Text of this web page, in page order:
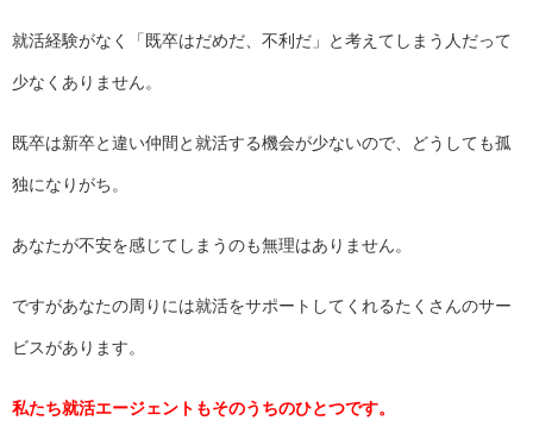
就活経験がなく「既卒はだめだ、不利だ」と考えてしまう人だって
少なくありません。
既卒は新卒と違い仲間と就活する機会が少ないので、どうしても孤
独になりがち。
あなたが不安を感じてしまうのも無理はありません。
ですがあなたの周りには就活をサポートしてくれるたくさんのサー
ビスがあります。
私たち就活エージェントもそのうちのひとつです。